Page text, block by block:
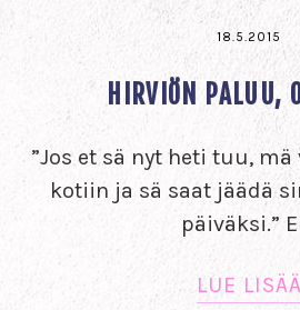
18.5.2015
HIRVIÖN PALUU,
”Jos et sä nyt heti tuu,
kotiin ja sä saat jäädä
päiväksi.”
LUE LISÄÄ